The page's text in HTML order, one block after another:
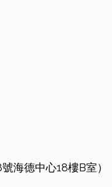
海德中心18樓B室）